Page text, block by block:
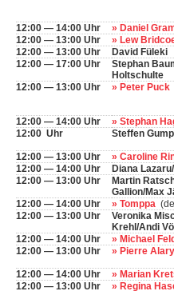
12:00 — 14:00 Uhr
» Daniel
12:00 — 13:00 Uhr
» Lew
12:00 — 13:00 Uhr
David Füleki
12:00 — 17:00 Uhr
Stephan
Holtschulte
12:00 — 13:00 Uhr
» Peter Puck
12:00 — 14:00 Uhr
» Stephan
12:00 Uhr
Steffen
12:00 — 13:00 Uhr
» Caroline
12:00 — 14:00 Uhr
Diana
12:00 — 13:00 Uhr
Martin
Gallion/Max
12:00 — 14:00 Uhr
» Tomppa
12:00 — 13:00 Uhr
Veronika
Krehl/Andi
12:00 — 14:00 Uhr
» Michael
12:00 — 13:00 Uhr
» Pierre
12:00 — 14:00 Uhr
» Marian
12:00 — 13:00 Uhr
» Regina